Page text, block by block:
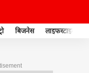
बिजनेस लाइफस्टाइल